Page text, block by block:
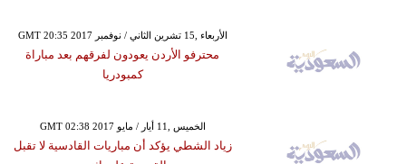
GMT 20:35 2017 الأربعاء ,15 تشرين الثاني / نوفمبر
محترفو الأردن يعودون لفرقهم بعد مباراة
كمبودريا
GMT 02:38 2017 الخميس ,11 أيار / مايو
زياد الشطي يؤكد أن مباريات القادسية لا تقبل